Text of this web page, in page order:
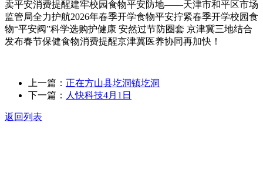
卖平安消费提醒建牢校园食物平安防地——天津市和平区市场
监管局全力护航2026年春季开学食物平安拧紧春季开学校园食
物“平安阀”科学选购护健康 安然过节防圈套 京津冀三地结合
发布春节保健食物消费提醒京津冀医养协同再加快！
上一篇： 正在方山县圪洞镇圪洞
下一篇： 人快科技4月1日
返回列表